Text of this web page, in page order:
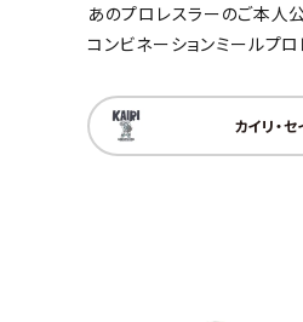
キャンベル料理長
あのプロレスラーのご本人
コンビネーションミールプロ
カイリ・セ